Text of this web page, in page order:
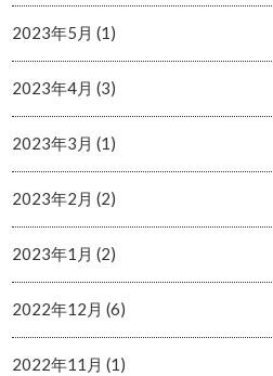
2023年5月 (1)
2023年4月 (3)
2023年3月 (1)
2023年2月 (2)
2023年1月 (2)
2022年12月 (6)
2022年11月 (1)